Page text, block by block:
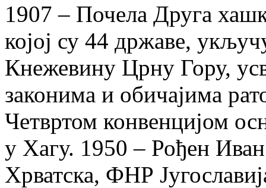
1907 – Почела Друга
којој су 44 државе,
Кнежевину Црну Гору,
законима и обичајима
Четвртом конвенцијом
у Хагу. 1950 – Рођен
Хрватска, ФНР